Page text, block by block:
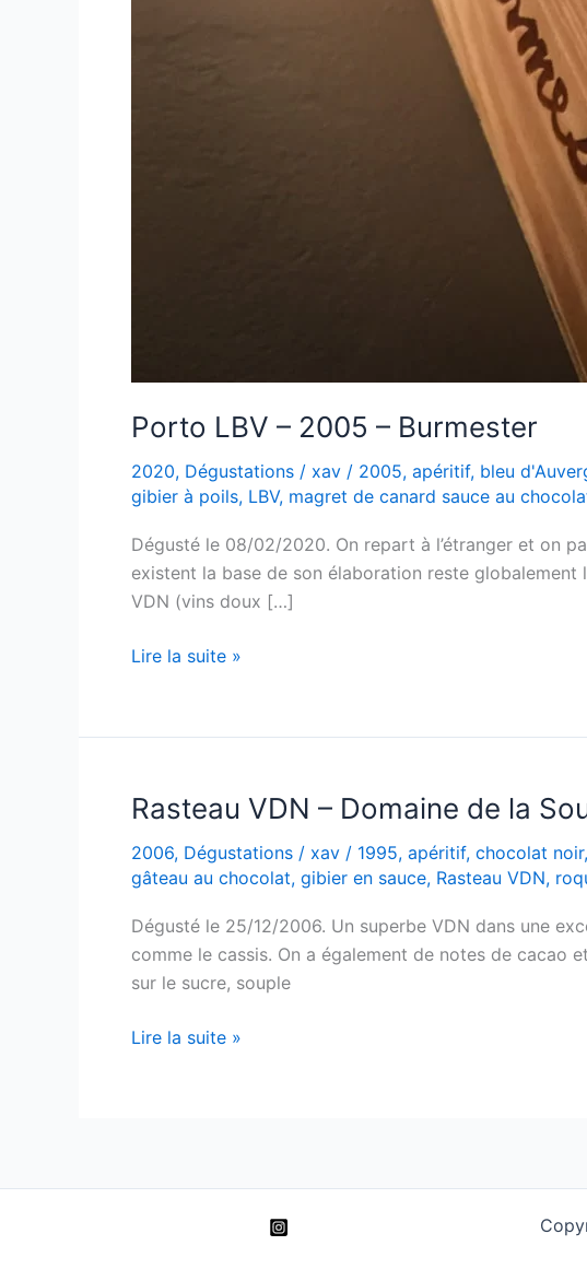
Porto LBV – 2005 – Burmester
2020, Dégustations / xav / 2005, apéritif, bleu
gibier à poils, LBV, magret de canard sauce au
Dégusté le 08/02/2020. On repart à l’étranger et on
existent la base de son élaboration reste globalement
VDN (vins doux […]
Porto
2005
Burmester
Lire la suite »
Rasteau VDN – Domaine de la
2006, Dégustations / xav / 1995, apéritif, chocolat noir,
gâteau au chocolat, gibier en sauce, Rasteau VDN,
Dégusté le 25/12/2006. Un superbe VDN dans une
comme le cassis. On a également de notes de cacao
sur le sucre, souple
Rasteau
Lire la suite »